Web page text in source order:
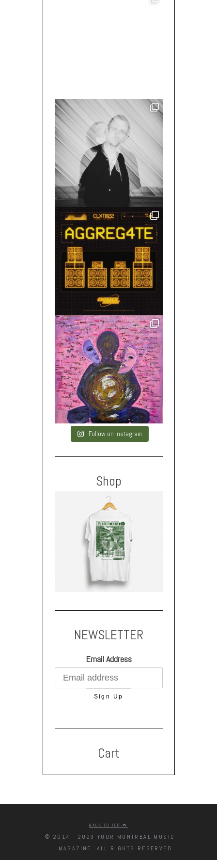
Follow on Instagram
Shop
NEWSLETTER
Email Address
Cart
BACK TO TOP
© 2014 - 2023 YOUR MONTREAL MUSIC
MAGAZINE. ALL RIGHTS RESERVED.